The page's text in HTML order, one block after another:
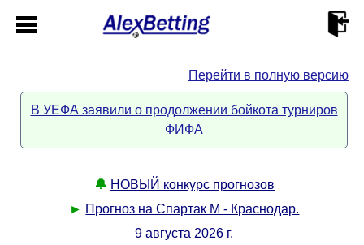
Перейти в полную версию
В УЕФА заявили о продолжении бойкота турниров
ФИФА
🔔 НОВЫЙ конкурс прогнозов
► Прогноз на Спартак М - Краснодар.
9 августа 2026 г.